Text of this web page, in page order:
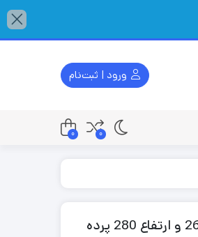
ورود | ثبت‌نام
0
0
پرده نایلونی مغناطیسی 280*265 پرده آهنربایی پلاستیکی با عرض 265 و ارتفاع 280 پرده